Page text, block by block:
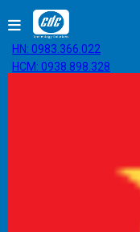
HN: 0983.366.022
HCM: 0938.898.328